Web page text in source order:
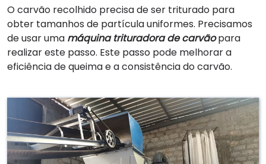
O carvão recolhido precisa de ser triturado para
obter tamanhos de partícula uniformes. Precisamos
de usar uma máquina trituradora de carvãopara
realizar este passo. Este passo pode melhorar a
eficiência de queima e a consistência do carvão.